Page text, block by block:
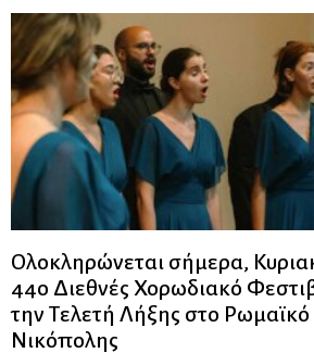
Ολοκληρώνεται σήμερα,
44ο Διεθνές Χορωδιακό
την Τελετή Λήξης στο
Νικόπολης